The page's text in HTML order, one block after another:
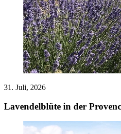
31. Juli, 2026
Lavendelblüte in der